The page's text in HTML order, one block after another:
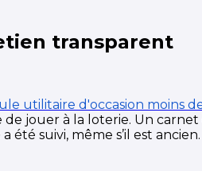
transparent
utilitaire d'occasion moins
jouer à la loterie. Un
suivi, même s’il est ancien.